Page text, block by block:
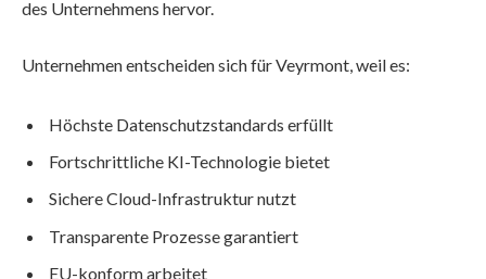
des Unternehmens hervor.
Unternehmen entscheiden sich für Veyrmont, weil es:
Höchste Datenschutzstandards erfüllt
Fortschrittliche KI-Technologie bietet
Sichere Cloud-Infrastruktur nutzt
Transparente Prozesse garantiert
EU-konform arbeitet